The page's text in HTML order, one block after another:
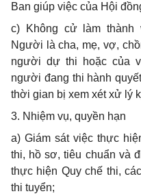
Ban giúp việc của Hội
c) Không cử làm thành
Người là cha, mẹ, vợ,
người dự thi hoặc của
người đang thi hành
thời gian bị xem xét xử lý
3. Nhiệm vụ, quyền hạn
a) Giám sát việc thực
thi, hồ sơ, tiêu chuẩn và
thực hiện Quy chế thi,
thi tuyển;